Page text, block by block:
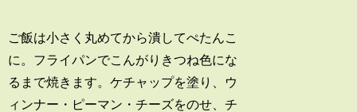
ご飯は小さく丸めてから潰してぺたんこ
に。フライパンでこんがりきつね色にな
るまで焼きます。ケチャップを塗り、ウ
ィンナー・ピーマン・チーズをのせ、チ